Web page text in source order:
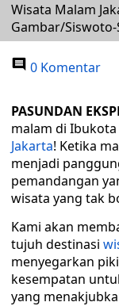
Wisata Malam
Gambar/
0 Komentar
PASUNDAN
malam di
Jakarta! Ketika
menjadi
pemandangan
wisata yang tak
Kami akan
tujuh destinasi
menyegarkan
kesempatan
yang